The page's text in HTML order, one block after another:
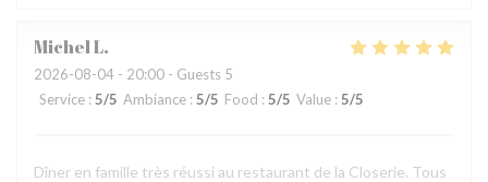
MichelL
2026-08-04 - 20:00 - Guests 5
Service : 5/5 Ambiance : 5/5 Food : 5/5 Value : 5/5
Dîner en famille très réussi au restaurant de la Closerie. Tous